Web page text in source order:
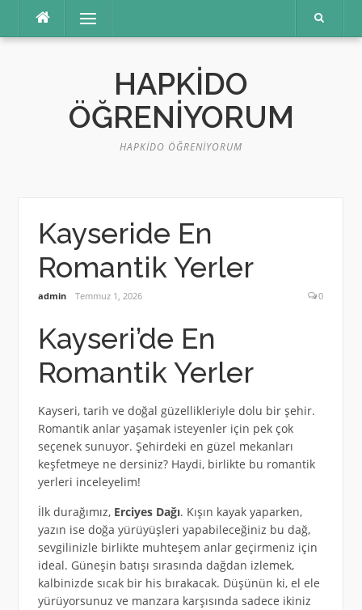
Menü
HAPKIDO
ÖĞRENIYORUM
HAPKIDO ÖĞRENIYORUM
Kayseride En
Romantik Yerler
admin Temmuz 1, 2026 0
Kayseri’de En
Romantik Yerler
Kayseri, tarih ve doğal güzellikleriyle dolu bir şehir.
Romantik anlar yaşamak isteyenler için pek çok
seçenek sunuyor. Şehirdeki en güzel mekanları
keşfetmeye ne dersiniz? Haydi, birlikte bu romantik
yerleri inceleyelim!
İlk durağımız, Erciyes Dağı. Kışın kayak yaparken,
yazın ise doğa yürüyüşleri yapabileceğiniz bu dağ,
sevgilinizle birlikte muhteşem anlar geçirmeniz için
ideal. Güneşin batışı sırasında dağdan izlemek,
kalbinizde sıcak bir his bırakacak. Düşünün ki, el ele
yürüyorsunuz ve manzara karşısında sadece ikiniz